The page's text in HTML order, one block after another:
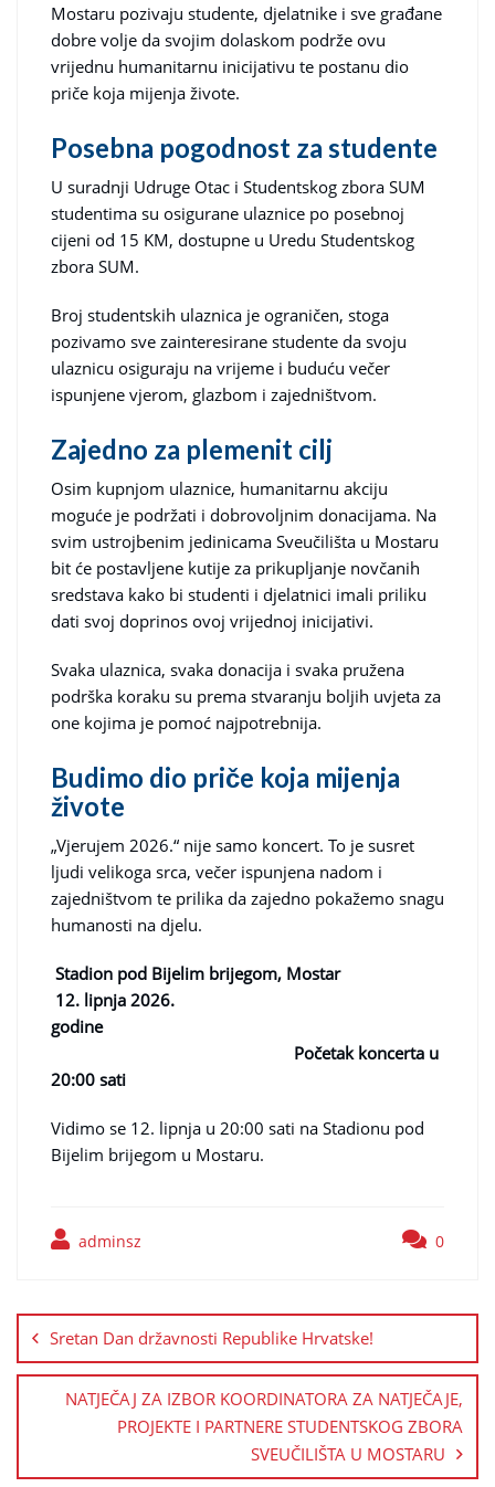
Mostaru pozivaju studente, djelatnike i sve građane
dobre volje da svojim dolaskom podrže ovu
vrijednu humanitarnu inicijativu te postanu dio
priče koja mijenja živote.
Posebna pogodnost za studente
U suradnji Udruge Otac i Studentskog zbora SUM
studentima su osigurane ulaznice po posebnoj
cijeni od 15 KM, dostupne u Uredu Studentskog
zbora SUM.
Broj studentskih ulaznica je ograničen, stoga
pozivamo sve zainteresirane studente da svoju
ulaznicu osiguraju na vrijeme i buduću večer
ispunjene vjerom, glazbom i zajedništvom.
Zajedno za plemenit cilj
Osim kupnjom ulaznice, humanitarnu akciju
moguće je podržati i dobrovoljnim donacijama. Na
svim ustrojbenim jedinicama Sveučilišta u Mostaru
bit će postavljene kutije za prikupljanje novčanih
sredstava kako bi studenti i djelatnici imali priliku
dati svoj doprinos ovoj vrijednoj inicijativi.
Svaka ulaznica, svaka donacija i svaka pružena
podrška koraku su prema stvaranju boljih uvjeta za
one kojima je pomoć najpotrebnija.
Budimo dio priče koja mijenja
živote
„Vjerujem 2026.“ nije samo koncert. To je susret
ljudi velikoga srca, večer ispunjena nadom i
zajedništvom te prilika da zajedno pokažemo snagu
humanosti na djelu.
Stadion pod Bijelim brijegom, Mostar
12. lipnja 2026.
godine
Početak koncerta u
20:00 sati
Vidimo se 12. lipnja u 20:00 sati na Stadionu pod
Bijelim brijegom u Mostaru.
adminsz 0
Sretan Dan državnosti Republike Hrvatske!
NATJEČAJ ZA IZBOR KOORDINATORA ZA NATJEČAJE,
PROJEKTE I PARTNERE STUDENTSKOG ZBORA
SVEUČILIŠTA U MOSTARU